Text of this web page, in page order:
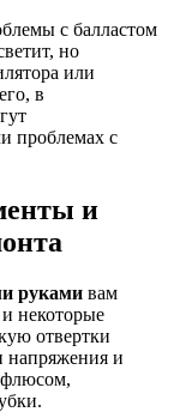
с балластом
но
или
в
проблемах с
и
руками вам
некоторые
отвертки
напряжения и
флюсом,